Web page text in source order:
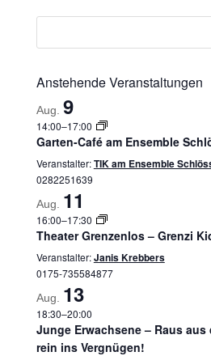
Anstehende Veranstaltungen
Aug. 9
14:00–17:00
Garten-Café am Ensemble
Veranstalter:TIK am Ensemble
0282251639
Aug. 11
16:00–17:30
Theater Grenzenlos – Grenzi
Veranstalter:Janis Krebbers
0175-735584877
Aug. 13
18:30–20:00
Junge Erwachsene – Raus
rein ins Vergnügen!